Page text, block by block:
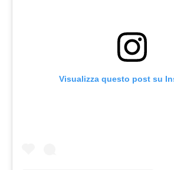
Visualizza questo post su